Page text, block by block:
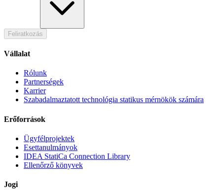
Feliratkozás
Vállalat
Rólunk
Partnerségek
Karrier
Szabadalmaztatott technológia statikus mérnökök számára
Erőforrások
Ügyfélprojektek
Esettanulmányok
IDEA StatiCa Connection Library
Ellenőrző könyvek
Jogi